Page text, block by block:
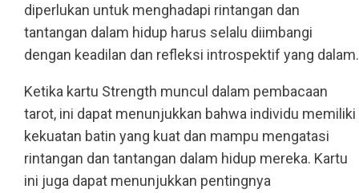
diperlukan untuk menghadapi rintangan dan
tantangan dalam hidup harus selalu diimbangi
dengan keadilan dan refleksi introspektif yang dalam.
Ketika kartu Strength muncul dalam pembacaan
tarot, ini dapat menunjukkan bahwa individu memiliki
kekuatan batin yang kuat dan mampu mengatasi
rintangan dan tantangan dalam hidup mereka. Kartu
ini juga dapat menunjukkan pentingnya